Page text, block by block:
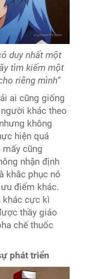
duy nhất một
tìm kiếm một
riêng mình”
ai cũng giống
khác theo
không
hiện quá
mấy cũng
nhận định
khắc phục nó
điểm khác.
khác cực kì
thầy giáo
chế thuốc
phát triển